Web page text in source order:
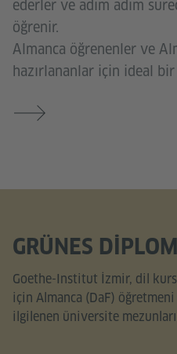
ederler ve adım adım
öğrenir.
Almanca öğrenenler ve
hazırlananlar için ideal bir
GRÜNES DIPLOM
Goethe-Institut İzmir, dil
için Almanca (DaF)
ilgilenen üniversite